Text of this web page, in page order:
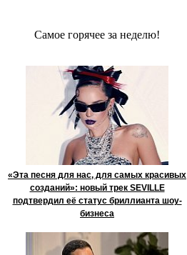
Сaмое гoрячее за неделю!
«Эта песня для нас, для самых красивых
созданий»: новый трек SEVILLE
подтвердил её статус бриллианта шоу-
бизнеса